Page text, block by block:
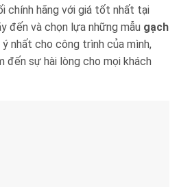
chính hãng với giá tốt nhất tại
đến và chọn lựa những mẫu gạch
nhất cho công trình của mình,
đến sự hài lòng cho mọi khách